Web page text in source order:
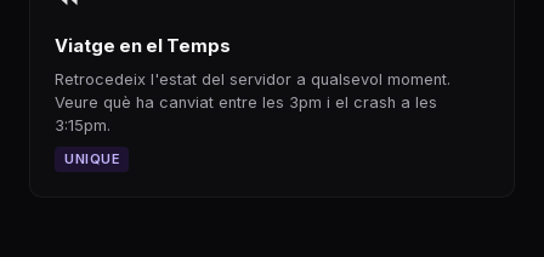
Viatge en el Temps
Retrocedeix l'estat del servidor a qualsevol moment.
Veure què ha canviat entre les 3pm i el crash a les
3:15pm.
UNIQUE